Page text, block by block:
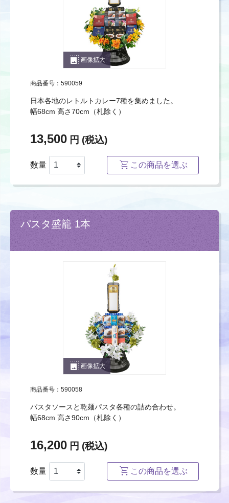
photo_size_select_large 画像拡大
商品番号：590059
日本各地のレトルトカレー7種を集めました。
幅68cm 高さ70cm（札除く）
13,500 円 (税込)
数量 この商品を選ぶ
パスタ盛籠 1本
photo_size_select_large 画像拡大
商品番号：590058
パスタソースと乾麺パスタ各種の詰め合わせ。
幅68cm 高さ90cm（札除く）
16,200 円 (税込)
数量 この商品を選ぶ